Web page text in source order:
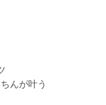
んが叶う